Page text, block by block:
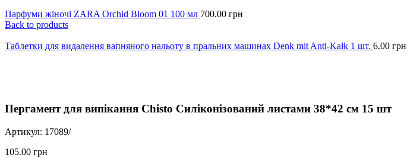
Парфуми жіночі ZARA Orchid Bloom 01 100 мл 700.00 грн
Back to products
Таблетки для видалення вапняного нальоту в пральних машинах Denk mit Anti-Kalk 1 шт. 6.00 грн
Пергамент для випікання Chisto Силіконізований листами 38*42 см 15 шт
Артикул: 17089/
105.00 грн